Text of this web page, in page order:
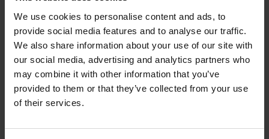
We use cookies to personalise content and ads, to
provide social media features and to analyse our traffic.
We also share information about your use of our site with
our social media, advertising and analytics partners who
may combine it with other information that you’ve
provided to them or that they’ve collected from your use
of their services.
s’agisse des exigences techniques de
fonctionnement, des codes temporels, des options
d’installation ou de la conception, et répond aux
exigences avec précision.
OBTENIR UNE OFFRE
EN SAVOIR PLUS